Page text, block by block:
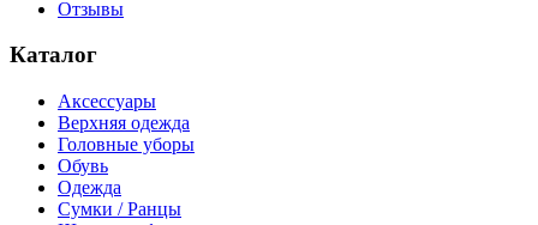
Отзывы
Каталог
Аксессуары
Верхняя одежда
Головные уборы
Обувь
Одежда
Сумки / Ранцы